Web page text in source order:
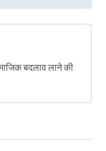
बदलाव लाने की